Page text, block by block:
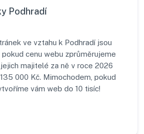
Podhradí
ve vztahu k Podhradí jsou
cenu webu zprůměrujeme
majitelé za ně v roce 2026
000 Kč. Mimochodem, pokud
vám web do 10 tisíc!